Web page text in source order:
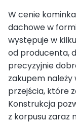
W cenie
dachowe w
występuje w
od producenta,
precyzyjnie
zakupem
przejścia, które
Konstrukcja
z korpusu zaraz